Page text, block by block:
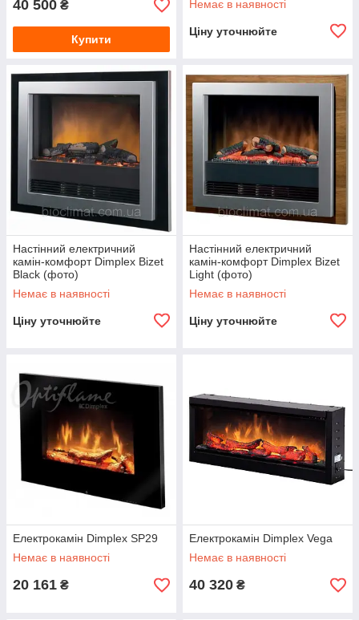
40 500 ₴
Купити
Немає в наявності
Ціну уточнюйте
Настінний електричний
камін-комфорт Dimplex Bizet
Black (фото)
Немає в наявності
Ціну уточнюйте
Настінний електричний
камін-комфорт Dimplex Bizet
Light (фото)
Немає в наявності
Ціну уточнюйте
Електрокамін Dimplex SP29
Немає в наявності
20 161 ₴
Електрокамін Dimplex Vega
Немає в наявності
40 320 ₴